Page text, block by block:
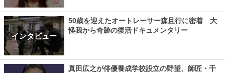
インタビュー
50歳を迎えたオートレーサー森且行に密着 大
怪我から奇跡の復活ドキュメンタリー
真田広之が俳優養成学校設立の野望、師匠・千